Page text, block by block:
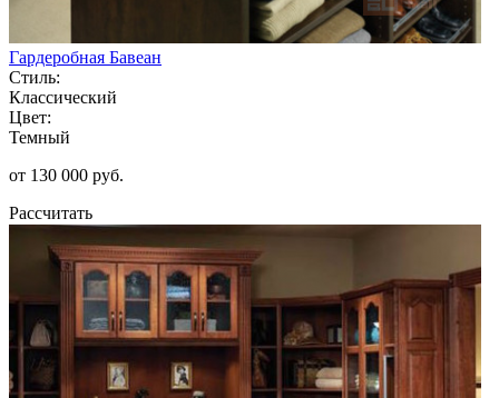
Гардеробная Бавеан
Стиль:
Классический
Цвет:
Темный
от 130 000 руб.
Рассчитать